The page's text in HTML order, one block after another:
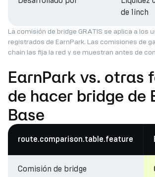
de 1inch
La comisión de bridge GRATIS se aplica a los
registrados de EarnPark. Las comisiones de
chain las fija la red y se muestran antes de
EarnPark vs. otras
de hacer bridge de
Base
route.comparison.table.feature
Comisión de bridge